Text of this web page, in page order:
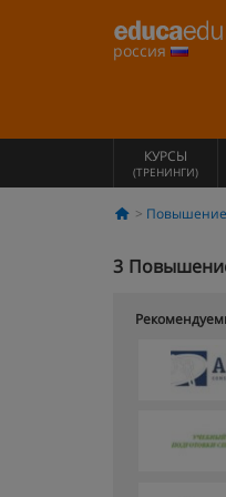
россия
КУРСЫ
(ТРЕНИНГИ)
3